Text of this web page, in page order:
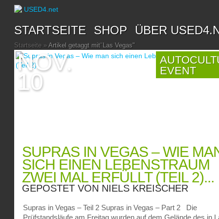
STARTSEITE SHOP ÜBER
Startseite » Artikel getaggt mit"Las Vegas"
EVENT
NOV.
10
SUPRAS IN VEGAS – WIE
SICH EINEN LEBENSTRAUM
ZWEI MAL ERFÜLLT (TEIL 2)...
GEPOSTET VON NIELS KREISCHER
Supras in Vegas – Teil 2 Supras in Vegas – Part 2 Die
Prüfstandsläufe am Freitag wurden auf dem Gelände des in